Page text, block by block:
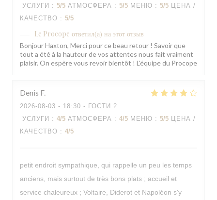
УСЛУГИ : 5/5 АТМОСФЕРА : 5/5 МЕНЮ : 5/5 ЦЕНА /
КАЧЕСТВО : 5/5
Le Procope ответил(а) на этот отзыв
Bonjour Haxton, Merci pour ce beau retour ! Savoir que
tout a été à la hauteur de vos attentes nous fait vraiment
plaisir. On espère vous revoir bientôt ! L'équipe du Procope
Denis F
2026-08-03 - 18:30 - ГОСТИ 2
УСЛУГИ : 4/5 АТМОСФЕРА : 4/5 МЕНЮ : 5/5 ЦЕНА /
КАЧЕСТВО : 4/5
petit endroit sympathique, qui rappelle un peu les temps
anciens, mais surtout de très bons plats ; accueil et
service chaleureux ; Voltaire, Diderot et Napoléon s'y